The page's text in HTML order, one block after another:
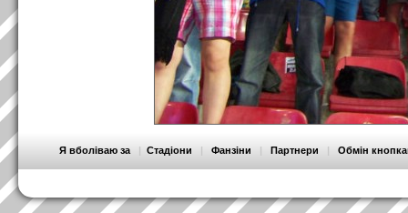
Я вболіваю за | Стадіони | Фанзіни | Партнери | Обмін